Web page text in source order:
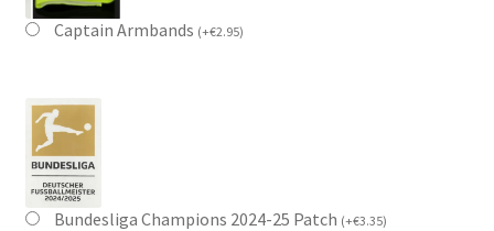
Captain Armbands (+€2.95)
Bundesliga Champions 2024-25 Patch (+€3.35)